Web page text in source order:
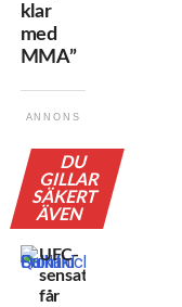
klar
med
MMA”
ANNONS
DU
GILLAR
SÄKERT
ÄVEN
UFC-
sensationen
får